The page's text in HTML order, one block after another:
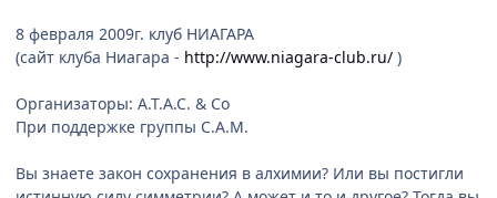
8 февраля 2009г. клуб НИАГАРА
(сайт клуба Ниагара - http://www.niagara-club.ru/ )
Организаторы: А.Т.А.С. & Co
При поддержке группы С.А.М.
Вы знаете закон сохранения в алхимии? Или вы постигли